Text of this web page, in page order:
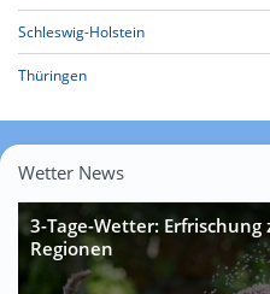
Schleswig-Holstein
Thüringen
Wetter News
3-Tage-Wetter:
Regionen